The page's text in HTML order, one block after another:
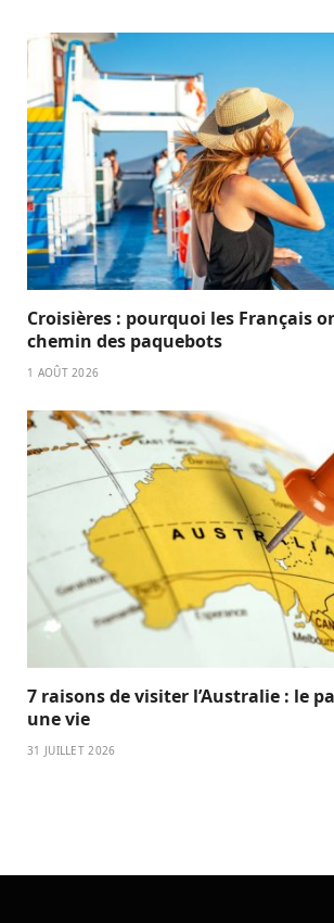
Croisières : pourquoi les Français
chemin des paquebots
1 AOÛT 2026
7 raisons de visiter l’Australie : le
une vie
31 JUILLET 2026